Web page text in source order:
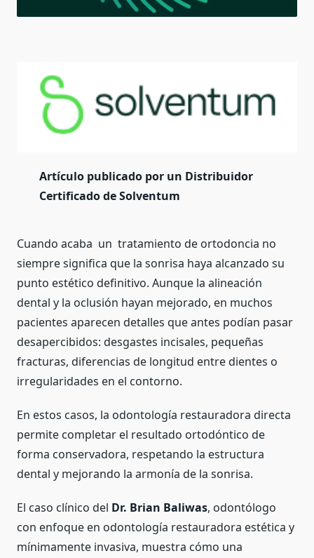
Artículo publicado por un Distribuidor
Certificado de Solventum
Cuando acaba un tratamiento de ortodoncia no
siempre significa que la sonrisa haya alcanzado su
punto estético definitivo. Aunque la alineación
dental y la oclusión hayan mejorado, en muchos
pacientes aparecen detalles que antes podían pasar
desapercibidos: desgastes incisales, pequeñas
fracturas, diferencias de longitud entre dientes o
irregularidades en el contorno.
En estos casos, la odontología restauradora directa
permite completar el resultado ortodóntico de
forma conservadora, respetando la estructura
dental y mejorando la armonía de la sonrisa.
El caso clínico del Dr. Brian Baliwas, odontólogo
con enfoque en odontología restauradora estética y
mínimamente invasiva, muestra cómo una